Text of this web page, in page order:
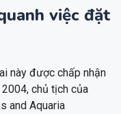
việc đặt
này được chấp nhận
chủ tịch của
and Aquaria